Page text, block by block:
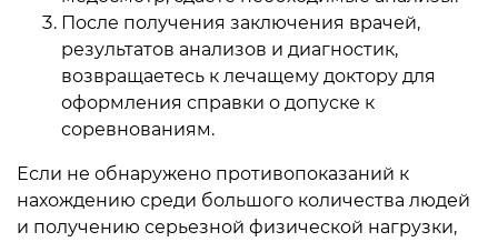
После получения заключения врачей,
результатов анализов и диагностик,
возвращаетесь к лечащему доктору для
оформления справки о допуске к
соревнованиям.
Если не обнаружено противопоказаний к
нахождению среди большого количества людей
и получению серьезной физической нагрузки,